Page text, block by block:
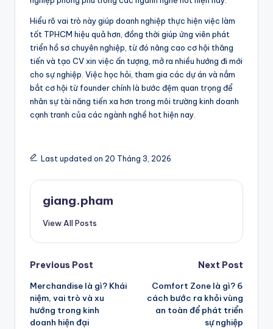
Hiểu rõ vai trò này giúp doanh nghiệp thực hiện việc làm
tốt TPHCM hiệu quả hơn, đồng thời giúp ứng viên phát
triển hồ sơ chuyên nghiệp, từ đó nâng cao cơ hội thăng
tiến và tạo CV xin việc ấn tượng, mở ra nhiều hướng đi mới
cho sự nghiệp. Việc học hỏi, tham gia các dự án và nắm
bắt cơ hội từ founder chính là bước đệm quan trọng để
nhân sự tài năng tiến xa hơn trong môi trường kinh doanh
cạnh tranh của các ngành nghề hot hiện nay.
Last updated on 20 Tháng 3, 2026
giang.pham
View All Posts
Post
navigation
Previous Post
Merchandise là gì? Khái
niệm, vai trò và xu
hướng trong kinh
doanh hiện đại
Next Post
Comfort Zone là gì? 6
cách bước ra khỏi vùng
an toàn để phát triển
sự nghiệp